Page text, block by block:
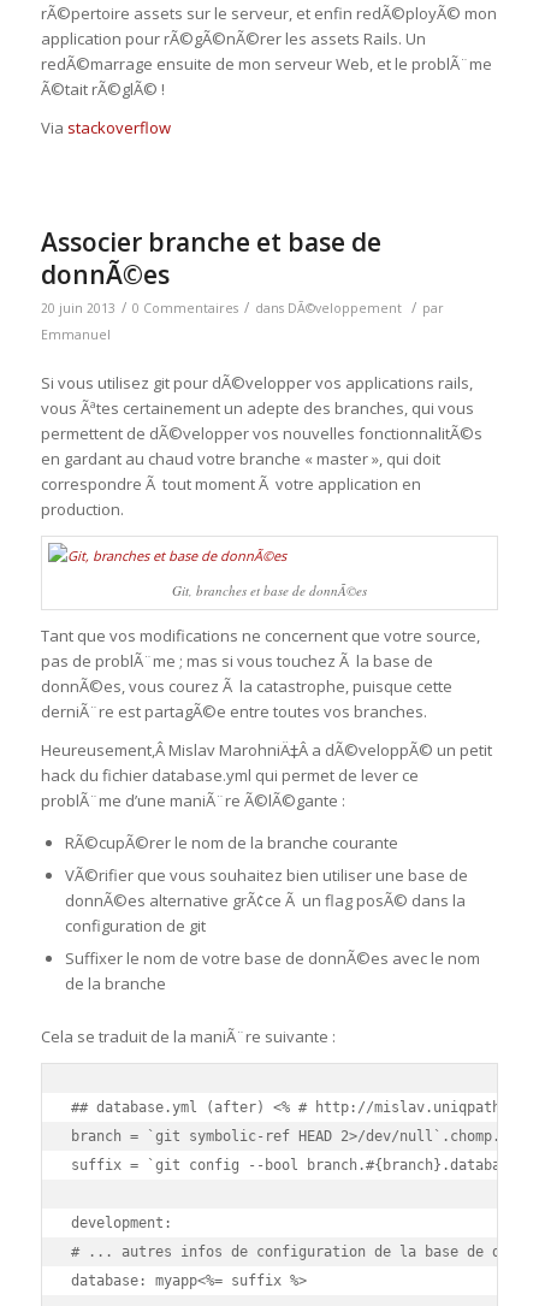
rÃ©pertoire assets sur le serveur, et enfin redÃ©ployÃ© mon
application pour rÃ©gÃ©nÃ©rer les assets Rails. Un
redÃ©marrage ensuite de mon serveur Web, et le problÃ¨me
Ã©tait rÃ©glÃ© !
Via stackoverflow
Associer branche et base de
donnÃ©es
20 juin 2013 / 0 Commentaires / dans DÃ©veloppement / par
Emmanuel
Si vous utilisez git pour dÃ©velopper vos applications rails,
vous Ãªtes certainement un adepte des branches, qui vous
permettent de dÃ©velopper vos nouvelles fonctionnalitÃ©s
en gardant au chaud votre branche « master », qui doit
correspondre Ã tout moment Ã votre application en
production.
Git, branches et base de donnÃ©es
Tant que vos modifications ne concernent que votre source,
pas de problÃ¨me ; mas si vous touchez Ã la base de
donnÃ©es, vous courez Ã la catastrophe, puisque cette
derniÃ¨re est partagÃ©e entre toutes vos branches.
Heureusement,Â Mislav MarohniÄ‡Â a dÃ©veloppÃ© un petit
hack du fichier database.yml qui permet de lever ce
problÃ¨me d’une maniÃ¨re Ã©lÃ©gante :
RÃ©cupÃ©rer le nom de la branche courante
VÃ©rifier que vous souhaitez bien utiliser une base de
donnÃ©es alternative grÃ¢ce Ã un flag posÃ© dans la
configuration de git
Suffixer le nom de votre base de donnÃ©es avec le nom
de la branche
Cela se traduit de la maniÃ¨re suivante :
## database.yml (after) <% # http://
branch = `git symbolic-ref HEAD 2>/dev/
suffix = `git config --bool
development:
# ... autres infos de configuration de la base de
database: myapp<%= suffix %>